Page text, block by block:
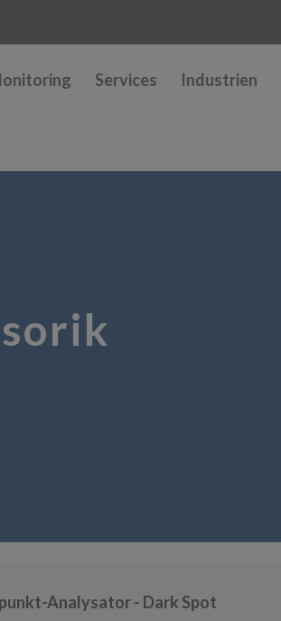
Services Industrien
Analysator - Dark Spot